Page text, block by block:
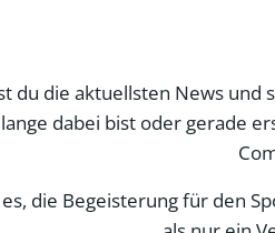
du die aktuellsten News und
dabei bist oder gerade
die Begeisterung für den